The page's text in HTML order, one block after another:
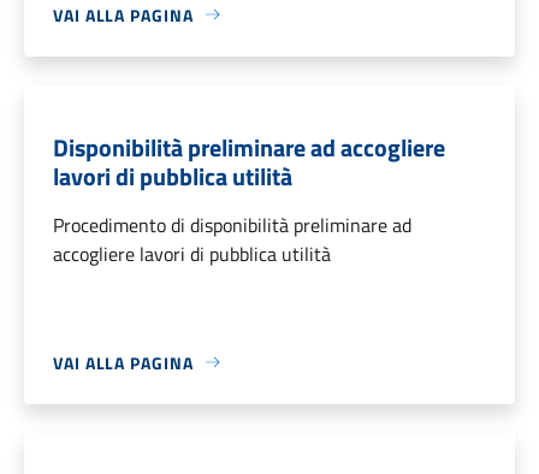
VAI ALLA PAGINA
Disponibilità preliminare ad accogliere
lavori di pubblica utilità
Procedimento di disponibilità preliminare ad
accogliere lavori di pubblica utilità
VAI ALLA PAGINA